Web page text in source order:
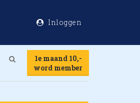
Inloggen
1e maand 10,-
word member